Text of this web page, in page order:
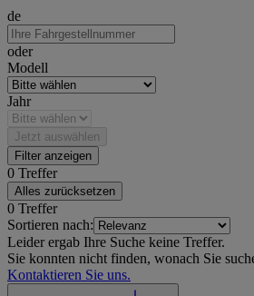
de
oder
Modell
Jahr
Jetzt auswählen
Filter anzeigen
0 Treffer
Alles zurücksetzen
0 Treffer
Sortieren nach:
Leider ergab Ihre Suche keine Treffer.
Sie konnten nicht finden, wonach Sie
Kontaktieren Sie uns.